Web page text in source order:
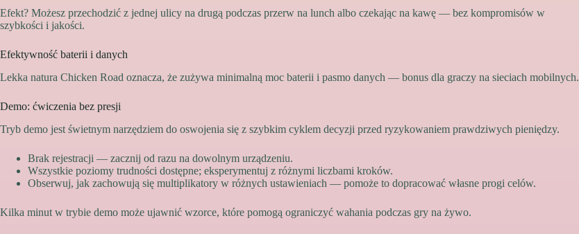
Efekt? Możesz przechodzić z jednej ulicy na drugą podczas przerw na lunch albo czekając na kawę — bez kompromisów w
szybkości i jakości.
Efektywność baterii i danych
Lekka natura Chicken Road oznacza, że zużywa minimalną moc baterii i pasmo danych — bonus dla graczy na sieciach mobilnych.
Demo: ćwiczenia bez presji
Tryb demo jest świetnym narzędziem do oswojenia się z szybkim cyklem decyzji przed ryzykowaniem prawdziwych pieniędzy.
Brak rejestracji — zacznij od razu na dowolnym urządzeniu.
Wszystkie poziomy trudności dostępne; eksperymentuj z różnymi liczbami kroków.
Obserwuj, jak zachowują się multiplikatory w różnych ustawieniach — pomoże to dopracować własne progi celów.
Kilka minut w trybie demo może ujawnić wzorce, które pomogą ograniczyć wahania podczas gry na żywo.